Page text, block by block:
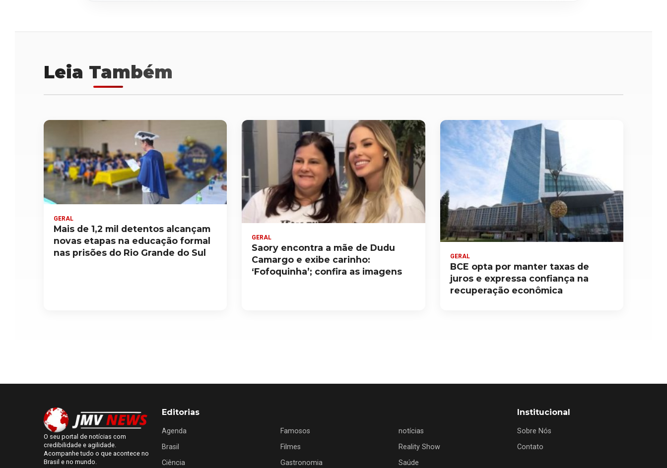
Leia Também
GERAL
Mais de 1,2 mil detentos alcançam
novas etapas na educação formal
nas prisões do Rio Grande do Sul
GERAL
Saory encontra a mãe de Dudu
Camargo e exibe carinho:
‘Fofoquinha’; confira as imagens
GERAL
BCE opta por manter taxas de
juros e expressa confiança na
recuperação econômica
O seu portal de notícias com
credibilidade e agilidade.
Acompanhe tudo o que acontece no
Brasil e no mundo.
Editorias
Agenda
Brasil
Ciência
Famosos
Filmes
Gastronomia
notícias
Reality Show
Saúde
Institucional
Sobre Nós
Contato